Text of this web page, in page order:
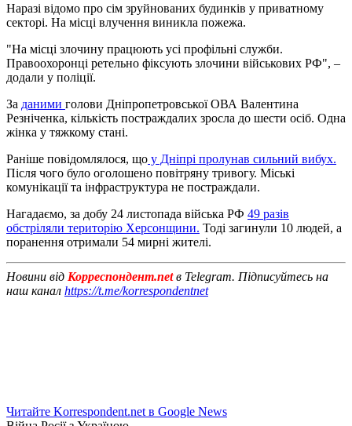
Наразі відомо про сім зруйнованих будинків у приватному
секторі. На місці влучення виникла пожежа.
"На місці злочину працюють усі профільні служби.
Правоохоронці ретельно фіксують злочини військових РФ", –
додали у поліції.
За даними голови Дніпропетровської ОВА Валентина
Резніченка, кількість постраждалих зросла до шести осіб. Одна
жінка у тяжкому стані.
Раніше повідомлялося, що у Дніпрі пролунав сильний вибух.
Після чого було оголошено повітряну тривогу. Міські
комунікації та інфраструктура не постраждали.
Нагадаємо, за добу 24 листопада війська РФ 49 разів
обстріляли територію Херсонщини. Тоді загинули 10 людей, а
поранення отримали 54 мирні жителі.
Новини від Корреспондент.netв Telegram. Підписуйтесь на
наш канал https://t.me/korrespondentnet
Читайте Korrespondent.net в Google News